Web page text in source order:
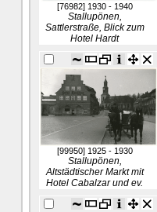
[76982] 1930 - 1940
Stallupönen,
Sattlerstraße, Blick zum
Hotel Hardt
[99950] 1925 - 1930
Stallupönen,
Altstädtischer Markt mit
Hotel Cabalzar und ev.